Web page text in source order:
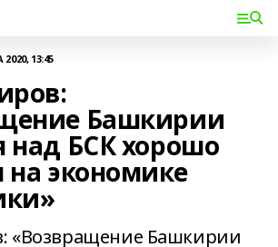
13:45
Башкирии
над БСК хорошо
на экономике
«Возвращение Башкирии